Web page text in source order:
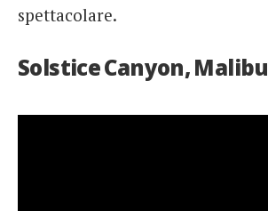
spettacolare.
Solstice Canyon, Malibu